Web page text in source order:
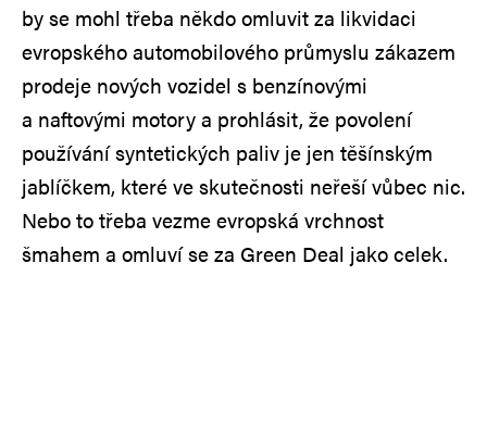
by se mohl třeba někdo omluvit za likvidaci
evropského automobilového průmyslu zákazem
prodeje nových vozidel s benzínovými
a naftovými motory a prohlásit, že povolení
používání syntetických paliv je jen těšínským
jablíčkem, které ve skutečnosti neřeší vůbec nic.
Nebo to třeba vezme evropská vrchnost
šmahem a omluví se za Green Deal jako celek.